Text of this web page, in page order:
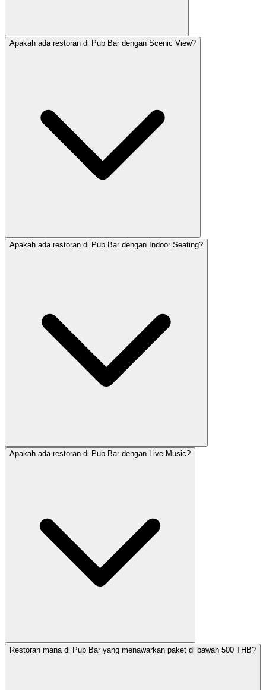
Apakah ada restoran di Pub Bar dengan Scenic View?
Apakah ada restoran di Pub Bar dengan Indoor Seating?
Apakah ada restoran di Pub Bar dengan Live Music?
Restoran mana di Pub Bar yang menawarkan paket di bawah 500 THB?